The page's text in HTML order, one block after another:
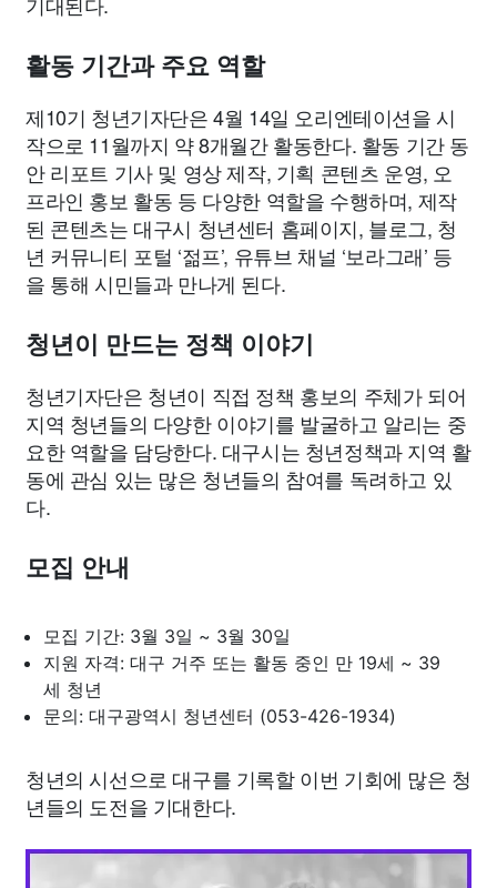
활동 기간과 주요 역할
제10기 청년기자단은 4월 14일 오리엔테이션을 시
작으로 11월까지 약 8개월간 활동한다. 활동 기간 동
안 리포트 기사 및 영상 제작, 기획 콘텐츠 운영, 오
프라인 홍보 활동 등 다양한 역할을 수행하며, 제작
된 콘텐츠는 대구시 청년센터 홈페이지, 블로그, 청
년 커뮤니티 포털 ‘젊프’, 유튜브 채널 ‘보라그래’ 등
을 통해 시민들과 만나게 된다.
청년이 만드는 정책 이야기
청년기자단은 청년이 직접 정책 홍보의 주체가 되어
지역 청년들의 다양한 이야기를 발굴하고 알리는 중
요한 역할을 담당한다. 대구시는 청년정책과 지역 활
동에 관심 있는 많은 청년들의 참여를 독려하고 있
다.
모집 안내
모집 기간: 3월 3일 ~ 3월 30일
지원 자격: 대구 거주 또는 활동 중인 만 19세 ~ 39
세 청년
문의: 대구광역시 청년센터 (053-426-1934)
청년의 시선으로 대구를 기록할 이번 기회에 많은 청
년들의 도전을 기대한다.